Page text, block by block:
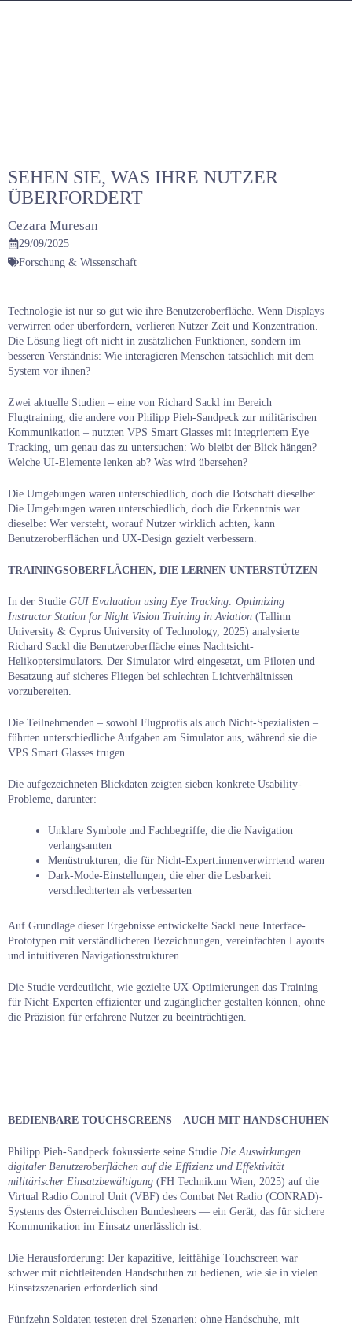
SEHEN SIE, WAS IHRE NUTZER
ÜBERFORDERT
Cezara Muresan
29/09/2025
Forschung & Wissenschaft
Technologie ist nur so gut wie ihre Benutzeroberfläche. Wenn Displays
verwirren oder überfordern, verlieren Nutzer Zeit und Konzentration.
Die Lösung liegt oft nicht in zusätzlichen Funktionen, sondern im
besseren Verständnis: Wie interagieren Menschen tatsächlich mit dem
System vor ihnen?
Zwei aktuelle Studien – eine von Richard Sackl im Bereich
Flugtraining, die andere von Philipp Pieh-Sandpeck zur militärischen
Kommunikation – nutzten VPS Smart Glasses mit integriertem Eye
Tracking, um genau das zu untersuchen: Wo bleibt der Blick hängen?
Welche UI-Elemente lenken ab? Was wird übersehen?
Die Umgebungen waren unterschiedlich, doch die Botschaft dieselbe:
Die Umgebungen waren unterschiedlich, doch die Erkenntnis war
dieselbe: Wer versteht, worauf Nutzer wirklich achten, kann
Benutzeroberflächen und UX-Design gezielt verbessern.
TRAININGSOBERFLÄCHEN, DIE LERNEN UNTERSTÜTZEN
In der Studie GUI Evaluation using Eye Tracking: Optimizing
Instructor Station for Night Vision Training in Aviation (Tallinn
University & Cyprus University of Technology, 2025) analysierte
Richard Sackl die Benutzeroberfläche eines Nachtsicht-
Helikoptersimulators. Der Simulator wird eingesetzt, um Piloten und
Besatzung auf sicheres Fliegen bei schlechten Lichtverhältnissen
vorzubereiten.
Die Teilnehmenden – sowohl Flugprofis als auch Nicht-Spezialisten –
führten unterschiedliche Aufgaben am Simulator aus, während sie die
VPS Smart Glasses trugen.
Die aufgezeichneten Blickdaten zeigten sieben konkrete Usability-
Probleme, darunter:
Unklare Symbole und Fachbegriffe, die die Navigation
verlangsamten
Menüstrukturen, die für Nicht-Expert:innenverwirrtend waren
Dark-Mode-Einstellungen, die eher die Lesbarkeit
verschlechterten als verbesserten
Auf Grundlage dieser Ergebnisse entwickelte Sackl neue Interface-
Prototypen mit verständlicheren Bezeichnungen, vereinfachten Layouts
und intuitiveren Navigationsstrukturen.
Die Studie verdeutlicht, wie gezielte UX-Optimierungen das Training
für Nicht-Experten effizienter und zugänglicher gestalten können, ohne
die Präzision für erfahrene Nutzer zu beeinträchtigen.
BEDIENBARE TOUCHSCREENS – AUCH MIT HANDSCHUHEN
Philipp Pieh-Sandpeck fokussierte seine Studie Die Auswirkungen
digitaler Benutzeroberflächen auf die Effizienz und Effektivität
militärischer Einsatzbewältigung (FH Technikum Wien, 2025) auf die
Virtual Radio Control Unit (VBF) des Combat Net Radio (CONRAD)-
Systems des Österreichischen Bundesheers — ein Gerät, das für sichere
Kommunikation im Einsatz unerlässlich ist.
Die Herausforderung: Der kapazitive, leitfähige Touchscreen war
schwer mit nichtleitenden Handschuhen zu bedienen, wie sie in vielen
Einsatzszenarien erforderlich sind.
Fünfzehn Soldaten testeten drei Szenarien: ohne Handschuhe, mit